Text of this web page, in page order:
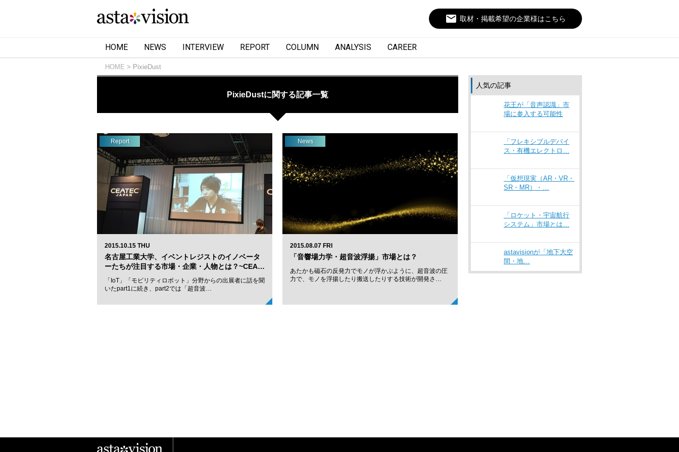
email 取材・掲載希望の企業様はこちら
HOME NEWS INTERVIEW REPORT COLUMN ANALYSIS CAREER
HOME PixieDust
PixieDustに関する記事一覧
Report
2015.10.15 THU
名古屋工業大学、イベントレジストのイノベータ
ーたちが注目する市場・企業・人物とは？~CEA…
「IoT」「モビリティロボット」分野からの出展者に話を聞
いたpart1に続き、part2では「超音波…
News
2015.08.07 FRI
「音響場力学・超音波浮揚」市場とは？
あたかも磁石の反発力でモノが浮かぶように、超音波の圧
力で、モノを浮揚したり搬送したりする技術が開発さ…
人気の記事
花王が「音声認識」市
場に参入する可能性
「フレキシブルデバイ
ス・有機エレクトロ…
「仮想現実（AR・VR・
SR・MR）・…
「ロケット・宇宙航行
システム」市場とは…
astavisionが「地下大空
間・地…